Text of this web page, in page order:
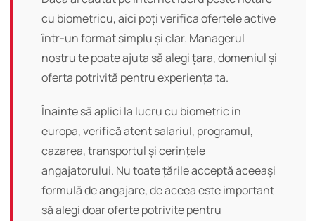
cu biometricu, aici poți verifica ofertele active
într-un format simplu și clar. Managerul
nostru te poate ajuta să alegi țara, domeniul și
oferta potrivită pentru experiența ta.
Înainte să aplici la lucru cu biometric in
europa, verifică atent salariul, programul,
cazarea, transportul și cerințele
angajatorului. Nu toate țările acceptă aceeași
formulă de angajare, de aceea este important
să alegi doar oferte potrivite pentru